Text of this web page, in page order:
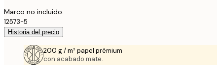
Marco no incluido.
12573-5
Historia del precio
200 g / m² papel prémium
con acabado mate.